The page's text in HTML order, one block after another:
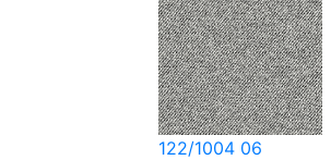
122/1004 06